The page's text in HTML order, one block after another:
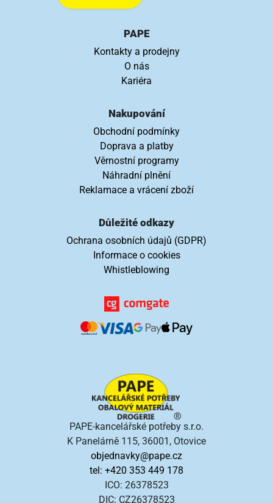
PAPE
Kontakty a prodejny
O nás
Kariéra
Nakupování
Obchodní podmínky
Doprava a platby
Věrnostní programy
Náhradní plnění
Reklamace a vrácení zboží
Důležité odkazy
Ochrana osobních údajů (GDPR)
Informace o cookies
Whistleblowing
PAPE-kancelářské potřeby s.r.o.
K Panelárně 115, 36001, Otovice
objednavky@pape.cz
tel: +420 353 449 178
ICO: 26378523
DIC: CZ26378523